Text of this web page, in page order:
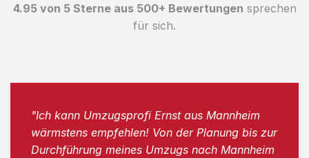
4.95 von 5 Sterne aus 500+ Bewertungen sprechen
für sich.
"Ich kann Umzugsprofi Ernst aus Mannheim
wärmstens empfehlen! Von der Planung bis zur
Durchführung meines Umzugs nach Mannheim